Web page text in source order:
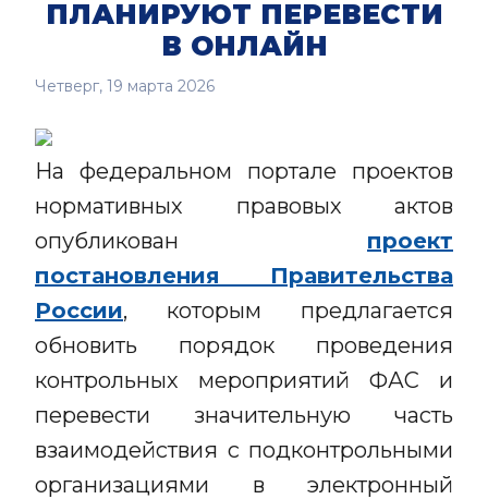
ПЛАНИРУЮТ ПЕРЕВЕСТИ
В ОНЛАЙН
Четверг, 19 марта 2026
На федеральном портале проектов
нормативных правовых актов
опубликован проект
постановления Правительства
России, которым предлагается
обновить порядок проведения
контрольных мероприятий ФАС и
перевести значительную часть
взаимодействия с подконтрольными
организациями в электронный